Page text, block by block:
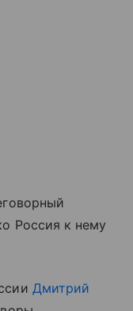
Россия к нему
Дмитрий